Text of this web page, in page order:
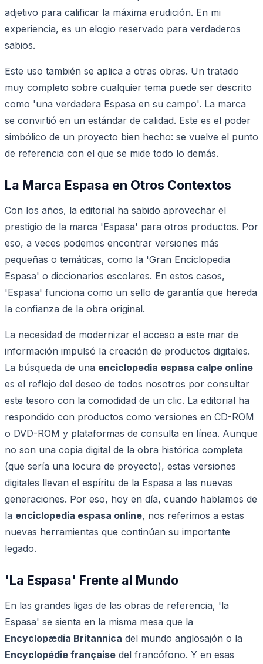
adjetivo para calificar la máxima erudición. En mi
experiencia, es un elogio reservado para verdaderos
sabios.
Este uso también se aplica a otras obras. Un tratado
muy completo sobre cualquier tema puede ser descrito
como 'una verdadera Espasa en su campo'. La marca
se convirtió en un estándar de calidad. Este es el poder
simbólico de un proyecto bien hecho: se vuelve el punto
de referencia con el que se mide todo lo demás.
La Marca Espasa en Otros Contextos
Con los años, la editorial ha sabido aprovechar el
prestigio de la marca 'Espasa' para otros productos. Por
eso, a veces podemos encontrar versiones más
pequeñas o temáticas, como la 'Gran Enciclopedia
Espasa' o diccionarios escolares. En estos casos,
'Espasa' funciona como un sello de garantía que hereda
la confianza de la obra original.
La necesidad de modernizar el acceso a este mar de
información impulsó la creación de productos digitales.
La búsqueda de una enciclopedia espasa calpe online
es el reflejo del deseo de todos nosotros por consultar
este tesoro con la comodidad de un clic. La editorial ha
respondido con productos como versiones en CD-ROM
o DVD-ROM y plataformas de consulta en línea. Aunque
no son una copia digital de la obra histórica completa
(que sería una locura de proyecto), estas versiones
digitales llevan el espíritu de la Espasa a las nuevas
generaciones. Por eso, hoy en día, cuando hablamos de
la enciclopedia espasa online, nos referimos a estas
nuevas herramientas que continúan su importante
legado.
'La Espasa' Frente al Mundo
En las grandes ligas de las obras de referencia, 'la
Espasa' se sienta en la misma mesa que la
Encyclopædia Britannica del mundo anglosajón o la
Encyclopédie française del francófono. Y en esas